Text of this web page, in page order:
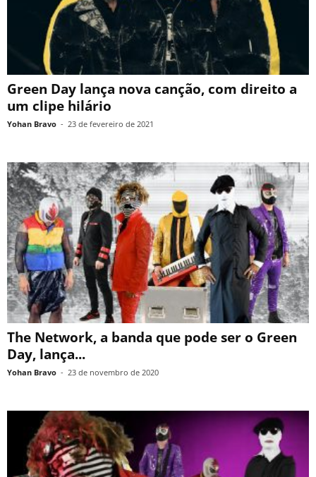
Green Day lança nova canção, com direito a
um clipe hilário
Yohan Bravo - 23 de fevereiro de 2021
The Network, a banda que pode ser o Green
Day, lança...
Yohan Bravo - 23 de novembro de 2020